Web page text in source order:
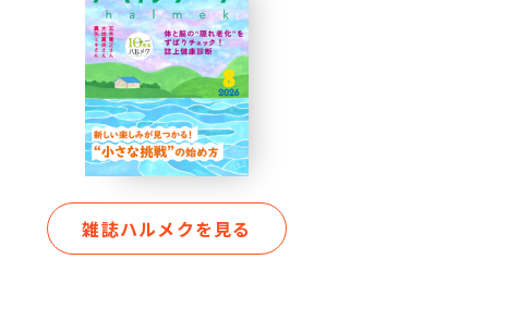
雑誌ハルメクを見る